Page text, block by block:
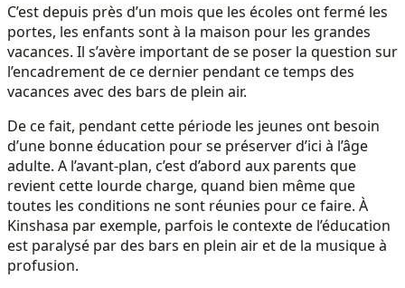
C’est depuis près d’un mois que les écoles ont fermé les
portes, les enfants sont à la maison pour les grandes
vacances. Il s’avère important de se poser la question sur
l’encadrement de ce dernier pendant ce temps des
vacances avec des bars de plein air.
De ce fait, pendant cette période les jeunes ont besoin
d’une bonne éducation pour se préserver d’ici à l’âge
adulte. A l’avant-plan, c’est d’abord aux parents que
revient cette lourde charge, quand bien même que
toutes les conditions ne sont réunies pour ce faire. À
Kinshasa par exemple, parfois le contexte de l’éducation
est paralysé par des bars en plein air et de la musique à
profusion.